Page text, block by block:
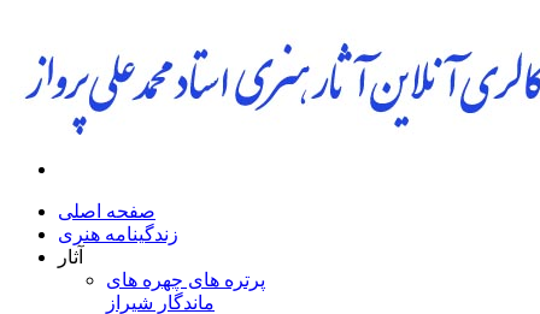
صفحه اصلی
زندگینامه هنری
آثار
پرتره های چهره های
ماندگار شیراز